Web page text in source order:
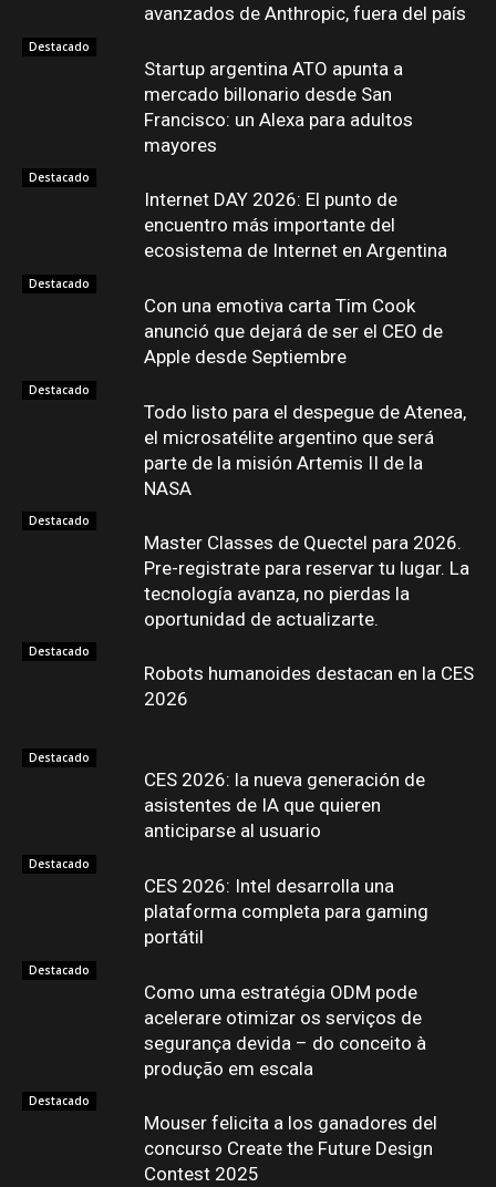
avanzados de Anthropic, fuera del país
Destacado
Startup argentina ATO apunta a
mercado billonario desde San
Francisco: un Alexa para adultos
mayores
Destacado
Internet DAY 2026: El punto de
encuentro más importante del
ecosistema de Internet en Argentina
Destacado
Con una emotiva carta Tim Cook
anunció que dejará de ser el CEO de
Apple desde Septiembre
Destacado
Todo listo para el despegue de Atenea,
el microsatélite argentino que será
parte de la misión Artemis II de la
NASA
Destacado
Master Classes de Quectel para 2026.
Pre-registrate para reservar tu lugar. La
tecnología avanza, no pierdas la
oportunidad de actualizarte.
Destacado
Robots humanoides destacan en la CES
2026
Destacado
CES 2026: la nueva generación de
asistentes de IA que quieren
anticiparse al usuario
Destacado
CES 2026: Intel desarrolla una
plataforma completa para gaming
portátil
Destacado
Como uma estratégia ODM pode
acelerare otimizar os serviços de
segurança devida – do conceito à
produção em escala
Destacado
Mouser felicita a los ganadores del
concurso Create the Future Design
Contest 2025